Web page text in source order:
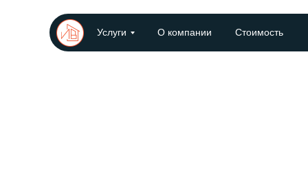
Услуги О компании Стоимость